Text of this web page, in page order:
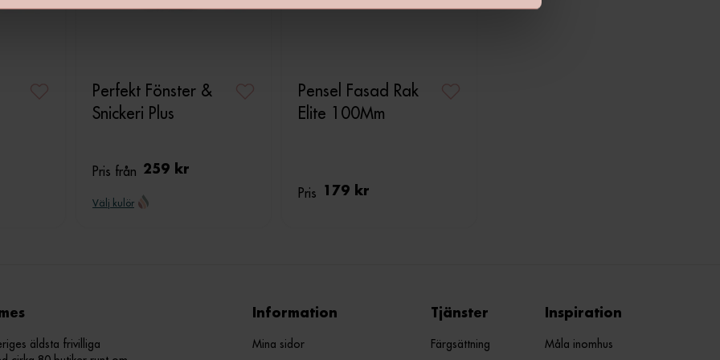
Perfekt Fönster &
Snickeri Plus
Pris från 259 kr
Välj kulör
Pensel Fasad Rak
Elite 100Mm
Pris 179 kr
äldsta frivilliga
Information
Mina sidor
Tjänster
Färgsättning
Inspiration
Måla inomhus